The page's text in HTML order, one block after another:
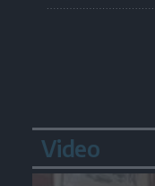
Video